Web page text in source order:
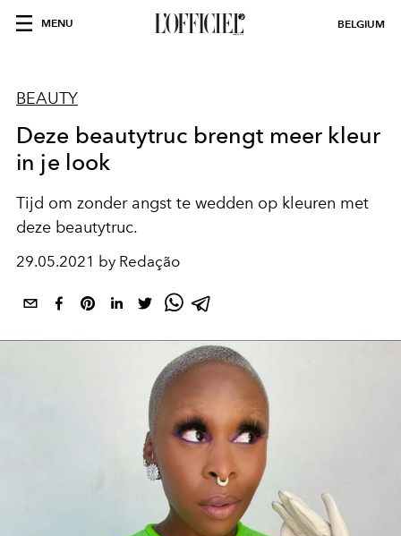
MENU BELGIUM
BEAUTY
Deze beautytruc brengt meer kleur
in je look
Tijd om zonder angst te wedden op kleuren met
deze beautytruc.
29.05.2021 by Redação